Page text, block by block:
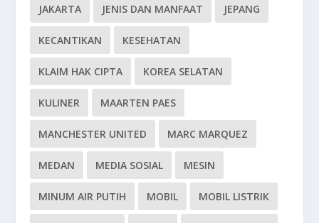
JAKARTA JENIS DAN MANFAAT JEPANG
KECANTIKAN KESEHATAN
KLAIM HAK CIPTA KOREA SELATAN
KULINER MAARTEN PAES
MANCHESTER UNITED MARC MARQUEZ
MEDAN MEDIA SOSIAL MESIN
MINUM AIR PUTIH MOBIL MOBIL LISTRIK